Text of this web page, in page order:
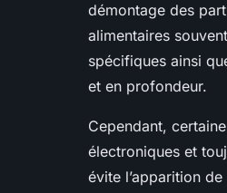
démontage des
alimentaires
spécifiques ainsi
et en profondeur.
Cependant,
électroniques et
évite l’apparition